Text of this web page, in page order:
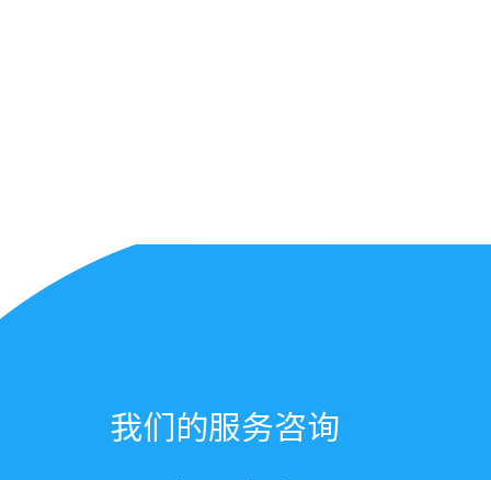
我们的服务咨询